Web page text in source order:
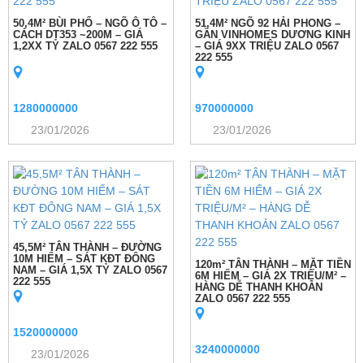
50,4M² BÙI PHỔ – NGÕ Ô TÔ –
CÁCH DT353 ~200M – GIÁ
1,2XX TỶ ZALO 0567 222 555
1280000000
23/01/2026
51,4M² NGÕ 92 HẢI PHONG –
GẦN VINHOMES DƯƠNG KINH
– GIÁ 9XX TRIỆU ZALO 0567
222 555
970000000
23/01/2026
45,5M² TÂN THÀNH – ĐƯỜNG
10M HIẾM – SÁT KĐT ĐÔNG
NAM – GIÁ 1,5X TỶ ZALO 0567
222 555
1520000000
23/01/2026
120m² TÂN THÀNH – MẶT TIỀN
6M HIẾM – GIÁ 2X TRIỆU/M² –
HÀNG DỄ THANH KHOẢN
ZALO 0567 222 555
3240000000